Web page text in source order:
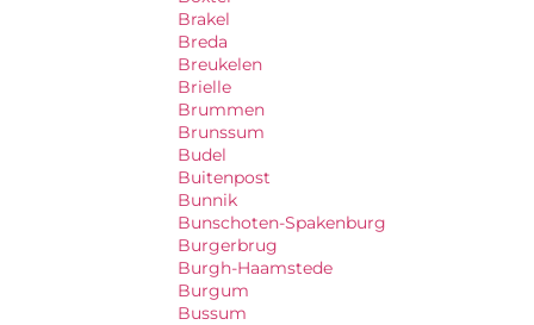
Brakel
Breda
Breukelen
Brielle
Brummen
Brunssum
Budel
Buitenpost
Bunnik
Bunschoten-Spakenburg
Burgerbrug
Burgh-Haamstede
Burgum
Bussum